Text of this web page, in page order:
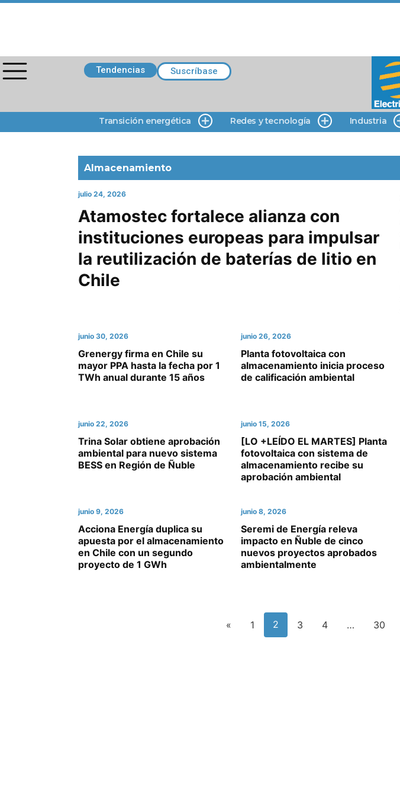
Tendencias Suscríbase
Transición energética Redes y tecnología Industria
Almacenamiento
julio 24, 2026
Atamostec fortalece alianza con
instituciones europeas para impulsar
la reutilización de baterías de litio en
Chile
junio 30, 2026
Grenergy firma en Chile su
mayor PPA hasta la fecha por 1
TWh anual durante 15 años
junio 26, 2026
Planta fotovoltaica con
almacenamiento inicia proceso
de calificación ambiental
junio 22, 2026
Trina Solar obtiene aprobación
ambiental para nuevo sistema
BESS en Región de Ñuble
junio 15, 2026
[LO +LEÍDO EL MARTES] Planta
fotovoltaica con sistema de
almacenamiento recibe su
aprobación ambiental
junio 9, 2026
Acciona Energía duplica su
apuesta por el almacenamiento
en Chile con un segundo
proyecto de 1 GWh
junio 8, 2026
Seremi de Energía releva
impacto en Ñuble de cinco
nuevos proyectos aprobados
ambientalmente
« 1 2 3 4 … 30